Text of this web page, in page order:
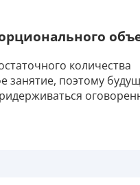
количества
занятие, поэтому